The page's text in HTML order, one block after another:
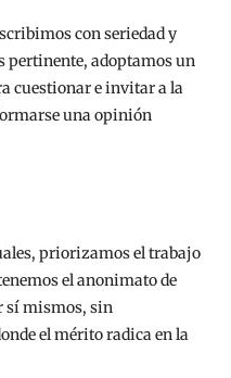
con seriedad y
pertinente, adoptamos un
cuestionar e invitar a la
una opinión
priorizamos el trabajo
el anonimato de
sí mismos, sin
el mérito radica en la